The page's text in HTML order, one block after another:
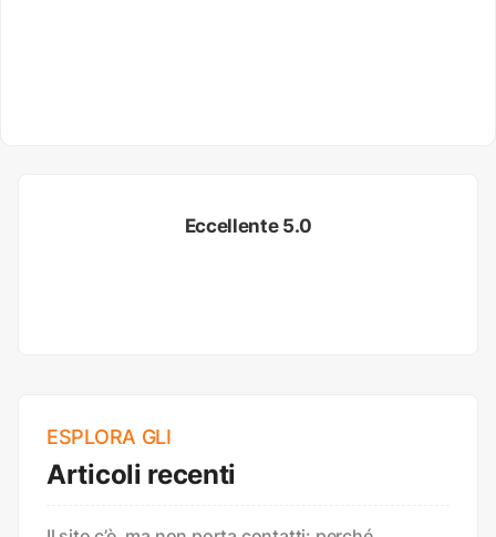
Eccellente 5.0
ESPLORA GLI
Articoli recenti